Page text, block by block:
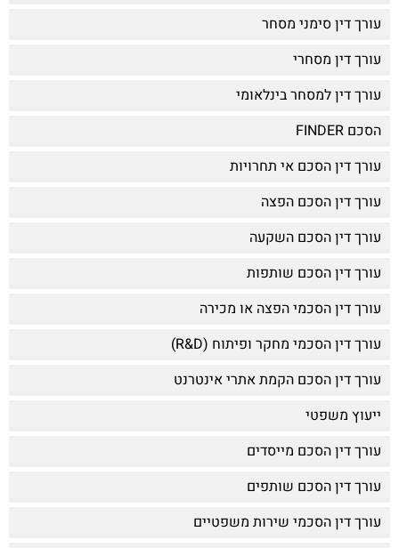
עורך דין סימני מסחר
עורך דין מסחרי
עורך דין למסחר בינלאומי
הסכם FINDER
עורך דין הסכם אי תחרויות
עורך דין הסכם הפצה
עורך דין הסכם השקעה
עורך דין הסכם שותפות
עורך דין הסכמי הפצה או מכירה
עורך דין הסכמי מחקר ופיתוח (R&D)
עורך דין הסכם הקמת אתרי אינטרנט
ייעוץ משפטי
עורך דין הסכם מייסדים
עורך דין הסכם שותפים
עורך דין הסכמי שירות משפטיים